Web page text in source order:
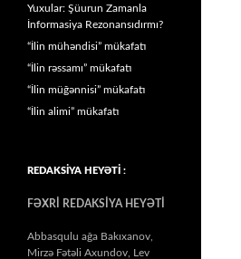
Yuxular: Şüurun Zamanla
İnformasiya Rezonansıdırmı?
“İlin mühəndisi” mükafatı
“İlin rəssamı” mükafatı
“İlin müğənnisi” mükafatı
“İlin alimi” mükafatı
REDAKSİYA HEYƏTİ :
FƏXRİ REDAKSİYA HEYƏTİ
Abbasqulu ağa Bakıxanov,
Mirzə Fətəli Axundov, Lev